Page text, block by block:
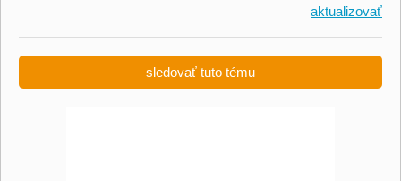
aktualizovať
sledovať tuto tému